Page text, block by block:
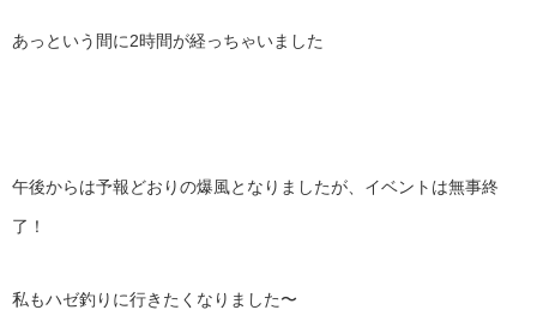
あっという間に2時間が経っちゃいました
午後からは予報どおりの爆風となりましたが、イベントは無事終
了！
私もハゼ釣りに行きたくなりました〜